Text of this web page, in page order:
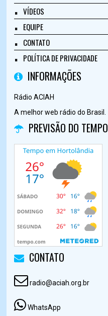
VÍDEOS
EQUIPE
CONTATO
POLÍTICA DE PRIVACIDADE
INFORMAÇÕES
Rádio ACIAH
A melhor web rádio do Brasil.
PREVISÃO DO TEMPO
CONTATO
radio@aciah.org.br
WhatsApp